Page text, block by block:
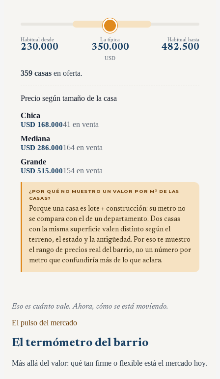
Habitual desde
230.000
La típica
350.000
Habitual hasta
482.500
USD
359 casas en oferta.
Precio según tamaño de la casa
Chica
USD 168.00041 en venta
Mediana
USD 286.000164 en venta
Grande
USD 515.000154 en venta
¿POR QUÉ NO MUESTRO UN VALOR POR M² DE LAS
CASAS?
Porque una casa es lote + construcción: su metro no
se compara con el de un departamento. Dos casas
con la misma superficie valen distinto según el
terreno, el estado y la antigüedad. Por eso te muestro
el rango de precios real del barrio, no un número por
metro que confundiría más de lo que aclara.
Eso es cuánto vale. Ahora, cómo se está moviendo.
El pulso del mercado
El termómetro del barrio
Más allá del valor: qué tan firme o flexible está el mercado hoy.